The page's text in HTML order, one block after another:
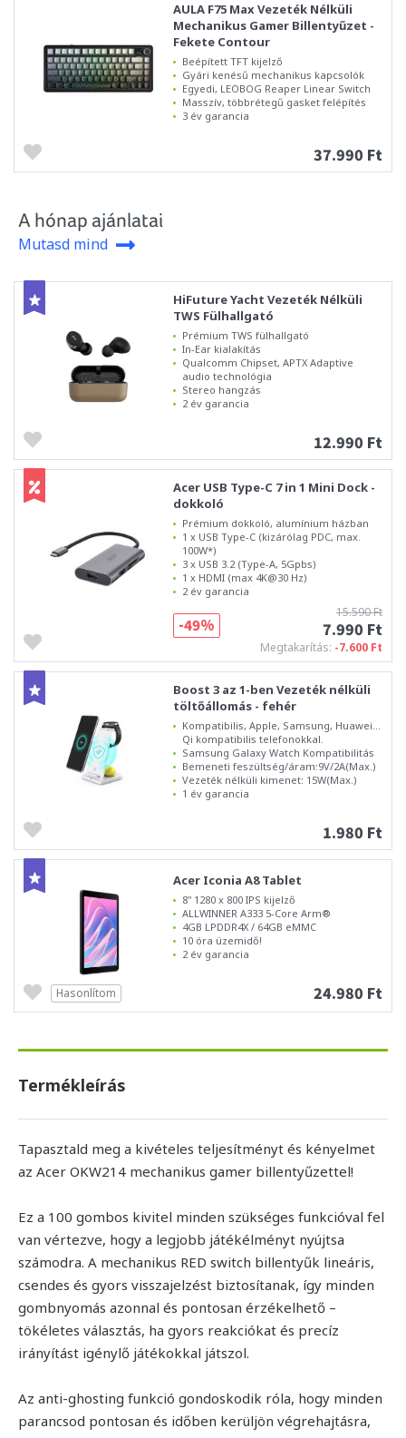
AULA F75 Max Vezeték Nélküli
Mechanikus Gamer Billentyűzet -
Fekete Contour
Beépített TFT kijelző
Gyári kenésű mechanikus kapcsolók
Egyedi, LEOBOG Reaper Linear Switch
Masszív, többrétegű gasket felépítés
3 év garancia
37.990 Ft
A hónap ajánlatai
Mutasd mind
HiFuture Yacht Vezeték Nélküli
TWS Fülhallgató
Prémium TWS fülhallgató
In-Ear kialakítás
Qualcomm Chipset, APTX Adaptive
audio technológia
Stereo hangzás
2 év garancia
12.990 Ft
Acer USB Type-C 7 in 1 Mini Dock -
dokkoló
Prémium dokkoló, alumínium házban
1 x USB Type-C (kizárólag PDC, max.
100W*)
3 x USB 3.2 (Type-A, 5Gpbs)
1 x HDMI (max 4K@30 Hz)
2 év garancia
15.590 Ft
7.990 Ft
Megtakarítás: -7.600 Ft
-49%
Boost 3 az 1-ben Vezeték nélküli
töltőállomás - fehér
Kompatibilis, Apple, Samsung, Huawei...
Qi kompatibilis telefonokkal.
Samsung Galaxy Watch Kompatibilitás
Bemeneti feszültség/áram:9V/2A(Max.)
Vezeték nélküli kimenet: 15W(Max.)
1 év garancia
1.980 Ft
Acer Iconia A8 Tablet
8" 1280 x 800 IPS kijelző
ALLWINNER A333 5-Core Arm®
4GB LPDDR4X / 64GB eMMC
10 óra üzemidő!
2 év garancia
24.980 Ft
Hasonlítom
Termékleírás
Tapasztald meg a kivételes teljesítményt és kényelmet
az Acer OKW214 mechanikus gamer billentyűzettel!
Ez a 100 gombos kivitel minden szükséges funkcióval fel
van vértezve, hogy a legjobb játékélményt nyújtsa
számodra. A mechanikus RED switch billentyűk lineáris,
csendes és gyors visszajelzést biztosítanak, így minden
gombnyomás azonnal és pontosan érzékelhető –
tökéletes választás, ha gyors reakciókat és precíz
irányítást igénylő játékokkal játszol.
Az anti-ghosting funkció gondoskodik róla, hogy minden
parancsod pontosan és időben kerüljön végrehajtásra,